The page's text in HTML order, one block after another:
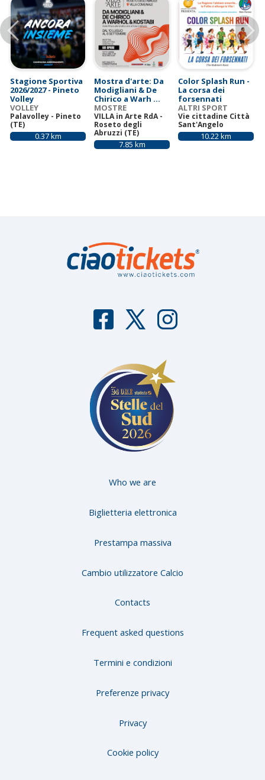
l
T
a
b
s
Previous
Stagione Sportiva
2026/2027 - Pineto
Volley
VOLLEY
Palavolley - Pineto
(TE)
0.37 km
Mostra d'arte: Da
Modigliani & De
Chirico a Warh ...
MOSTRE
VILLA in Arte RdA -
Roseto degli
Abruzzi (TE)
7.85 km
Color Splash Run -
La corsa dei
forsennati
ALTRI SPORT
Vie cittadine Città
Sant'Angelo
10.22 km
ook
ram
Who we are
Biglietteria elettronica
Prestampa massiva
Cambio utilizzatore Calcio
Contacts
Frequent asked questions
Termini e condizioni
Preferenze privacy
Privacy
Cookie policy